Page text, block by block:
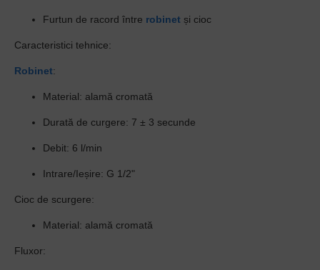
Furtun de racord între robinet și cioc
Caracteristici tehnice:
Robinet:
Material: alamă cromată
Durată de curgere: 7 ± 3 secunde
Debit: 6 l/min
Intrare/Ieșire: G 1/2"
Cioc de scurgere:
Material: alamă cromată
Fluxor: